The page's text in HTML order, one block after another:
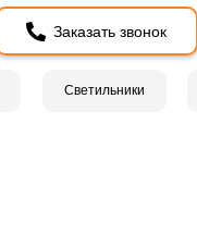
Заказать звонок
Светильники